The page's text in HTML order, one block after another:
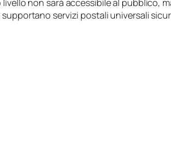
non sarà accessibile al pubblico,
servizi postali universali